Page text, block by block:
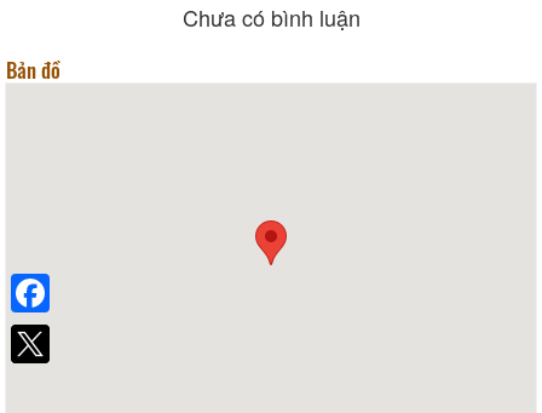
Chưa có bình luận
Bản đồ
Facebook